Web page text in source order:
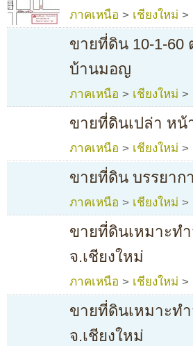
ภาคเหนือ > เชียงใหม่ >
ขายที่ดิน 10-1-60
บ้านมอญ
ภาคเหนือ > เชียงใหม่ >
ขายที่ดินเปล่า หน้
ภาคเหนือ > เชียงใหม่ >
ขายที่ดิน บรรยาก
ภาคเหนือ > เชียงใหม่ >
ขายที่ดินเหมาะท
จ.เชียงใหม่
ภาคเหนือ > เชียงใหม่ >
ขายที่ดินเหมาะท
จ.เชียงใหม่